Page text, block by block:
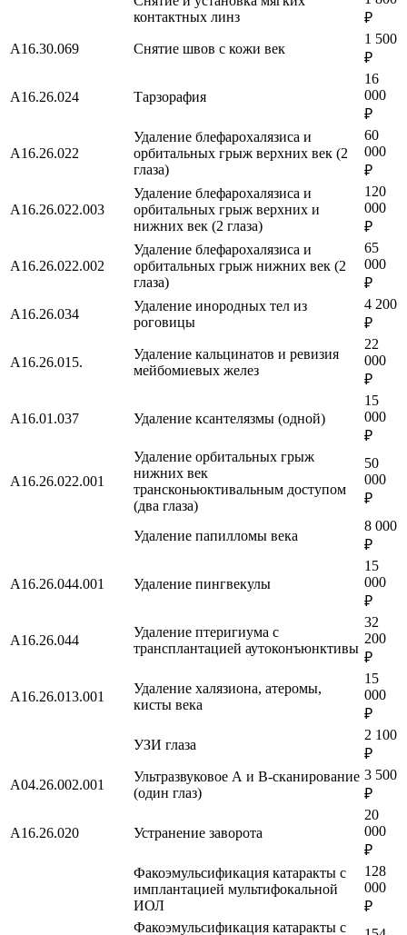
контактных линз
₽
A16.30.069
Снятие швов с кожи век
1 500
₽
A16.26.024 Тарзорафия
16
000
₽
А16.26.022
Удаление блефарохалязиса и
орбитальных грыж верхних век (2
глаза)
60
000
₽
А16.26.022.003
Удаление блефарохалязиса и
орбитальных грыж верхних и
нижних век (2 глаза)
120
000
₽
А16.26.022.002
Удаление блефарохалязиса и
орбитальных грыж нижних век (2
глаза)
65
000
₽
A16.26.034
Удаление инородных тел из
роговицы
4 200
₽
A16.26.015.
Удаление кальцинатов и ревизия
мейбомиевых желез
22
000
₽
A16.01.037 Удаление ксантелязмы (одной)
15
000
₽
А16.26.022.001
Удаление орбитальных грыж
нижних век
трансконьюктивальным доступом
(два глаза)
50
000
₽
Удаление папилломы века
8 000
₽
A16.26.044.001 Удаление пингвекулы
15
000
₽
A16.26.044
Удаление птеригиума с
трансплантацией аутоконъюнктивы
32
200
₽
A16.26.013.001
Удаление халязиона, атеромы,
кисты века
15
000
₽
УЗИ глаза
2 100
₽
A04.26.002.001
Ультразвуковое А и В-сканирование
(один глаз)
3 500
₽
A16.26.020 Устранение заворота
20
000
₽
Факоэмульсификация катаракты с
имплантацией мультифокальной
ИОЛ
128
000
₽
Факоэмульсификация катаракты с